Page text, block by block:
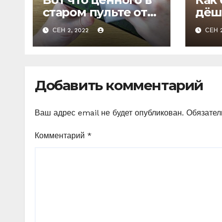
старом пульте от
телевизора
СЕН 2, 2022 СЕН
Добавить комментарий
Ваш адрес email не будет опубликован.
Комментарий *